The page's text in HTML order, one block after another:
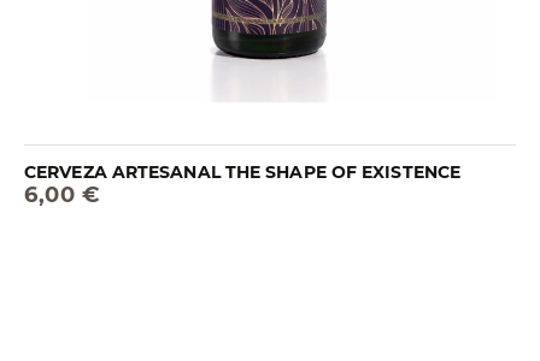
CERVEZA ARTESANAL THE SHAPE OF EXISTENCE
6,00 €